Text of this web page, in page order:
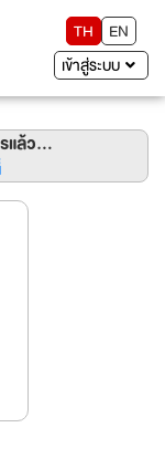
TH
EN
เข้าสู่ระบบ
แล้ว...